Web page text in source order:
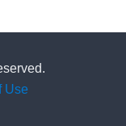
Use